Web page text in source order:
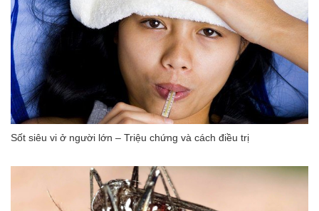
Sốt siêu vi ở người lớn – Triệu chứng và cách điều trị